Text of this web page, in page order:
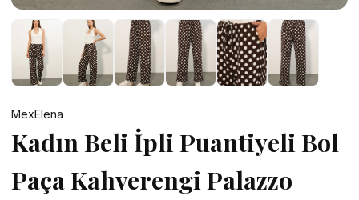
MexElena
Kadın Beli İpli Puantiyeli Bol
Paça Kahverengi Palazzo